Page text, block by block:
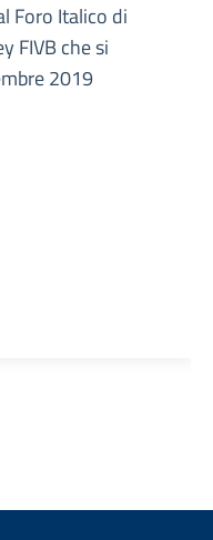
Foro Italico di
FIVB che si
2019